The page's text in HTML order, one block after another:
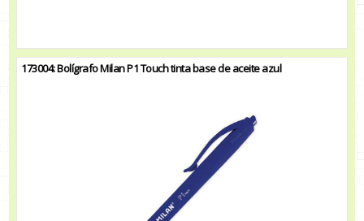
173004: Bolígrafo Milan P1 Touch tinta base de aceite azul